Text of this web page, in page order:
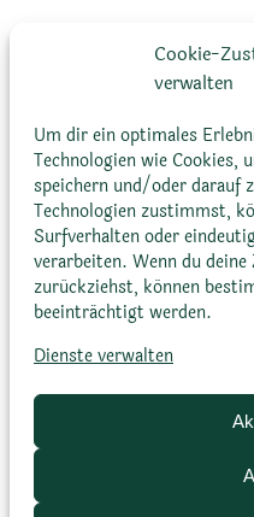
Cookie-
verwalten
Um dir ein optimales
Technologien wie Cookies,
speichern und/oder darauf
Technologien zustimmst,
Surfverhalten oder
verarbeiten. Wenn du
zurückziehst, können
beeinträchtigt werden.
Dienste verwalten